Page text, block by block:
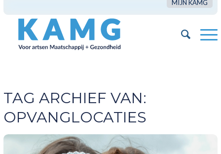
MIJN KAMG
TAG ARCHIEF VAN:
OPVANGLOCATIES